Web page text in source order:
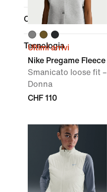
Caratteristiche
Tecnologia
Ultimi arrivi
Nike Pregame Fleece
Smanicato loose fit –
Donna
CHF 110